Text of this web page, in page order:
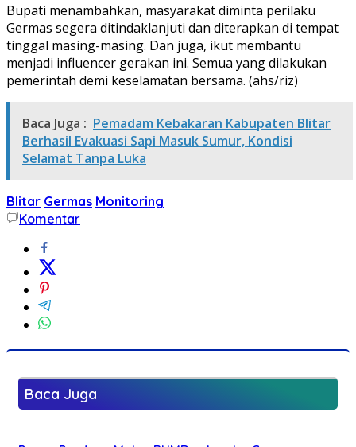
Bupati menambahkan, masyarakat diminta perilaku
Germas segera ditindaklanjuti dan diterapkan di tempat
tinggal masing-masing. Dan juga, ikut membantu
menjadi influencer gerakan ini. Semua yang dilakukan
pemerintah demi keselamatan bersama. (ahs/riz)
Baca Juga : Pemadam Kebakaran Kabupaten Blitar
Berhasil Evakuasi Sapi Masuk Sumur, Kondisi
Selamat Tanpa Luka
Blitar Germas Monitoring
Komentar
Baca Juga